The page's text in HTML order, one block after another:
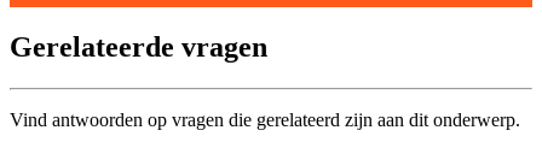
Gerelateerde vragen
Vind antwoorden op vragen die gerelateerd zijn aan dit onderwerp.